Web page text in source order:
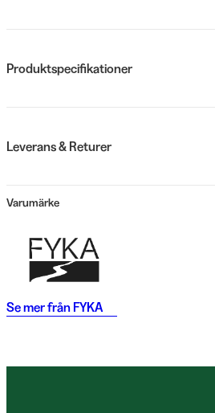
Produktspecifikationer
Leverans & Returer
Varumärke
Se mer från FYKA